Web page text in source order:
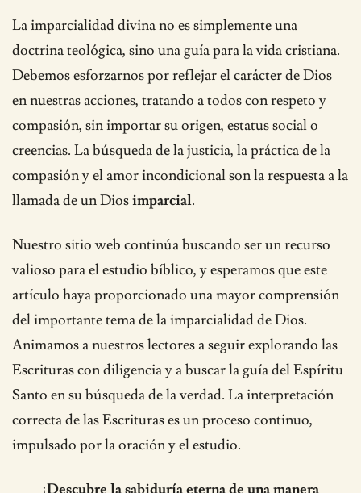
La imparcialidad divina no es simplemente una
doctrina teológica, sino una guía para la vida cristiana.
Debemos esforzarnos por reflejar el carácter de Dios
en nuestras acciones, tratando a todos con respeto y
compasión, sin importar su origen, estatus social o
creencias. La búsqueda de la justicia, la práctica de la
compasión y el amor incondicional son la respuesta a la
llamada de un Diosimparcial.
Nuestro sitio web continúa buscando ser un recurso
valioso para el estudio bíblico, y esperamos que este
artículo haya proporcionado una mayor comprensión
del importante tema de la imparcialidad de Dios.
Animamos a nuestros lectores a seguir explorando las
Escrituras con diligencia y a buscar la guía del Espíritu
Santo en su búsqueda de la verdad. La interpretación
correcta de las Escrituras es un proceso continuo,
impulsado por la oración y el estudio.